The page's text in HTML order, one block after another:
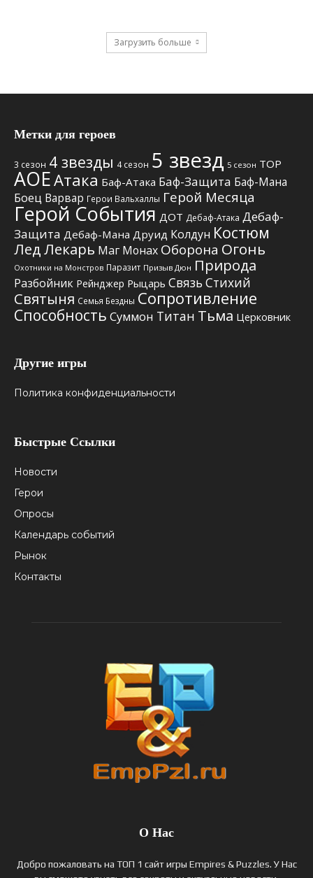
Загрузить больше
Метки для героев
3 сезон 4 звезды 4 сезон 5 звезд 5 сезон TOP
АОЕАтака Баф-Атака Баф-Защита Баф-Мана
Боец Варвар Герои Вальхаллы Герой Месяца
Герой События ДОТ Дебаф-Атака Дебаф-
Защита Дебаф-Мана Друид Колдун Костюм
ЛедЛекарь Маг Монах Оборона Огонь
Охотники на Монстров Паразит Призыв Дюн Природа
Разбойник Рейнджер Рыцарь Связь Стихий
Святыня Семья Бездны Сопротивление
Способность Суммон Титан Тьма Церковник
Другие игры
Политика конфиденциальности
Быстрые Ссылки
Новости
Герои
Опросы
Календарь событий
Рынок
Контакты
О Нас
Добро пожаловать на ТОП 1 сайт игры Empires & Puzzles. У Нас